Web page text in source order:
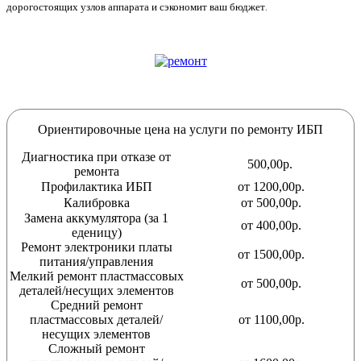
дорогостоящих узлов аппарата и сэкономит ваш бюджет
Ориентировочные цена на услуги по ремонту ИБП
Диагностика при отказе от
ремонта
500,00р.
Профилактика ИБП
от 1200,00р.
Калибровка
от 500,00р.
Замена аккумулятора (за 1
еденицу)
от 400,00р.
Ремонт электроники платы
питания/управления
от 1500,00р.
Мелкий ремонт пластмассовых
деталей/несущих элементов
от 500,00р.
Средний ремонт
пластмассовых деталей/
несущих элементов
от 1100,00р.
Сложный ремонт